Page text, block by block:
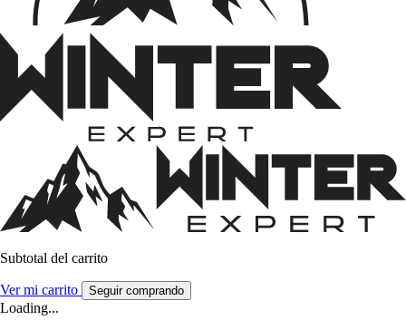
Subtotal del carrito
Ver mi carrito Seguir comprando
Loading...